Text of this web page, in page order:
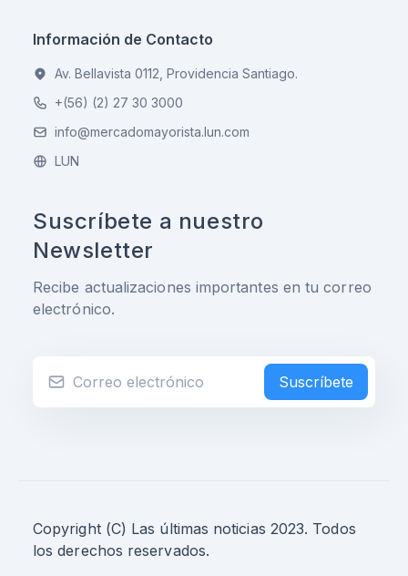
Información de Contacto
Av. Bellavista 0112, Providencia Santiago.
+(56) (2) 27 30 3000
info@mercadomayorista.lun.com
LUN
Suscríbete a nuestro
Newsletter
Recibe actualizaciones importantes en tu correo
electrónico.
Suscríbete
Copyright (C) Las últimas noticias 2023. Todos
los derechos reservados.